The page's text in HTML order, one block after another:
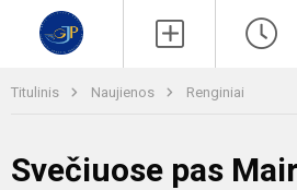
Titulinis Naujienos Renginiai
Svečiuose pas